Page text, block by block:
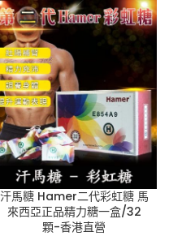
圍：
$380
到
$2,500
汗馬糖 Hamer二代彩虹糖 馬
來西亞正品精力糖一盒/32
顆-香港直營